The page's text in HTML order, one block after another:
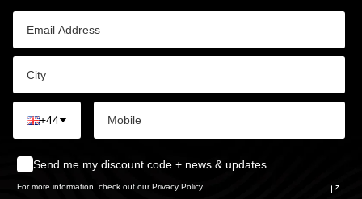
+44
Send me my discount code + news & updates
For more information, check out our Privacy Policy